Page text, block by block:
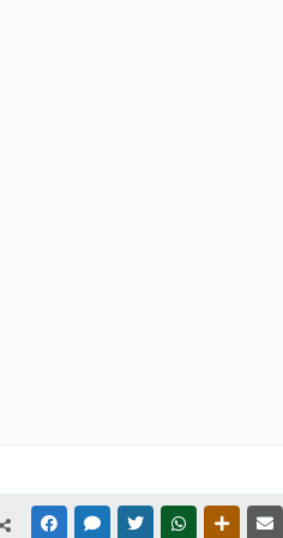
FACEBOOKMESSENGER
TWITTERWHATSAPP